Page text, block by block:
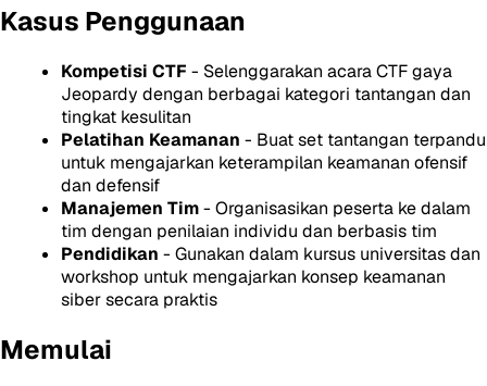
Kasus Penggunaan
Kompetisi CTF - Selenggarakan acara CTF gaya
Jeopardy dengan berbagai kategori tantangan dan
tingkat kesulitan
Pelatihan Keamanan - Buat set tantangan terpandu
untuk mengajarkan keterampilan keamanan ofensif
dan defensif
Manajemen Tim- Organisasikan peserta ke dalam
tim dengan penilaian individu dan berbasis tim
Pendidikan - Gunakan dalam kursus universitas dan
workshop untuk mengajarkan konsep keamanan
siber secara praktis
Memulai